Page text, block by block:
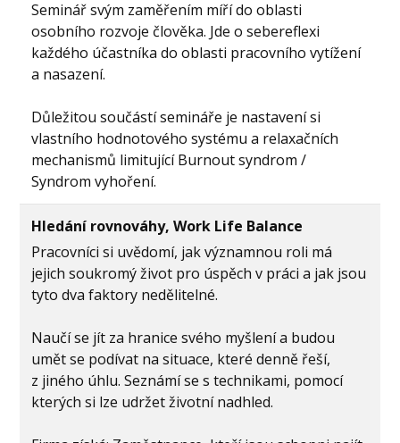
Seminář svým zaměřením míří do oblasti
osobního rozvoje člověka. Jde o sebereflexi
každého účastníka do oblasti pracovního vytížení
a nasazení.
Důležitou součástí semináře je nastavení si
vlastního hodnotového systému a relaxačních
mechanismů limitující Burnout syndrom /
Syndrom vyhoření.
Hledání rovnováhy, Work Life Balance
Pracovníci si uvědomí, jak významnou roli má
jejich soukromý život pro úspěch v práci a jak jsou
tyto dva faktory nedělitelné.
Naučí se jít za hranice svého myšlení a budou
umět se podívat na situace, které denně řeší,
z jiného úhlu. Seznámí se s technikami, pomocí
kterých si lze udržet životní nadhled.